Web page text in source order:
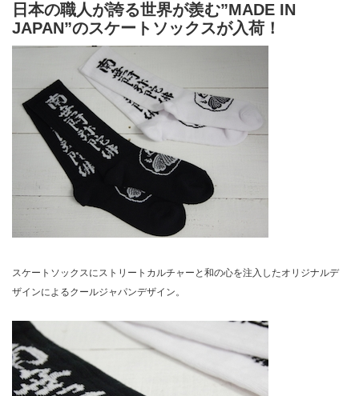
日本の職人が誇る世界が羨む”MADE IN
JAPAN”のスケートソックスが入荷！
スケートソックスにストリートカルチャーと和の心を注入したオリジナルデ
ザインによるクールジャパンデザイン。